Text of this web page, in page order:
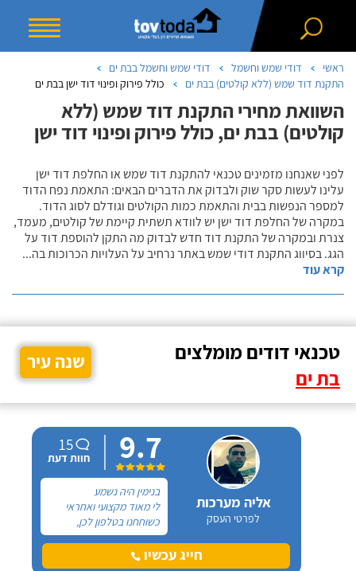
ראשי דודי שמש וחשמל
דודי שמש וחשמל בבת ים
התקנת דוד שמש (ללא קולטים) בבת ים
כולל פירוק ופינוי דוד ישן בבת ים
השוואת מחירי התקנת דוד שמש (ללא
קולטים) בבת ים, כולל פירוק ופינוי דוד ישן
לפני שאנחנו מזמינים טכנאי להתקנת דוד שמש או החלפת דוד ישן
עלינו לעשות סקר שוק ולבדוק את הדברים הבאים: התאמת נפח הדוד
למספר הנפשות בבית והתאמת כמות הקולטים וגודלם לסוג הדוד.
במקרה של החלפת דוד ישן יש לוודא תשתית קיימת של קולטים, מעמד,
צנרת ובמקרה של התקנת דוד חדש לבדוק מה התקן להוספת דוד על
הגג. בסיווג התקנת דודי שמש באתר נרחיב על העלויות הכרוכות בה...
קרא עוד
טכנאי דודים מומלצים
בת ים
שנה עיר
אליה מערכות
לפרטי העסק
9.7
15
חוות דעת
בנימין היה נשמע
לי מאוד מקצועי ואחראי
כשוחחנו בטלפון לכן,
הזמנתי אותו להחלפת דוד
שמש וקולטים בבניין בו אני
גרה והוא אכן נתן שירות
חייג עכשיו